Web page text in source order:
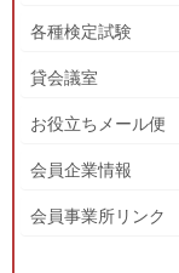
各種検定試験
貸会議室
お役立ちメール便
会員企業情報
会員事業所リンク